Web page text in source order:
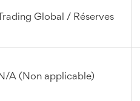
Trading Global / Réserves
A (Non applicable)